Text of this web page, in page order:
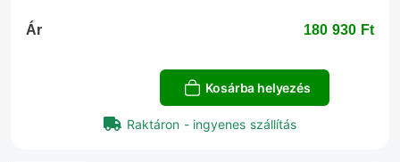
Ár 180 930 Ft‎
Kosárba helyezés
Raktáron - ingyenes szállítás